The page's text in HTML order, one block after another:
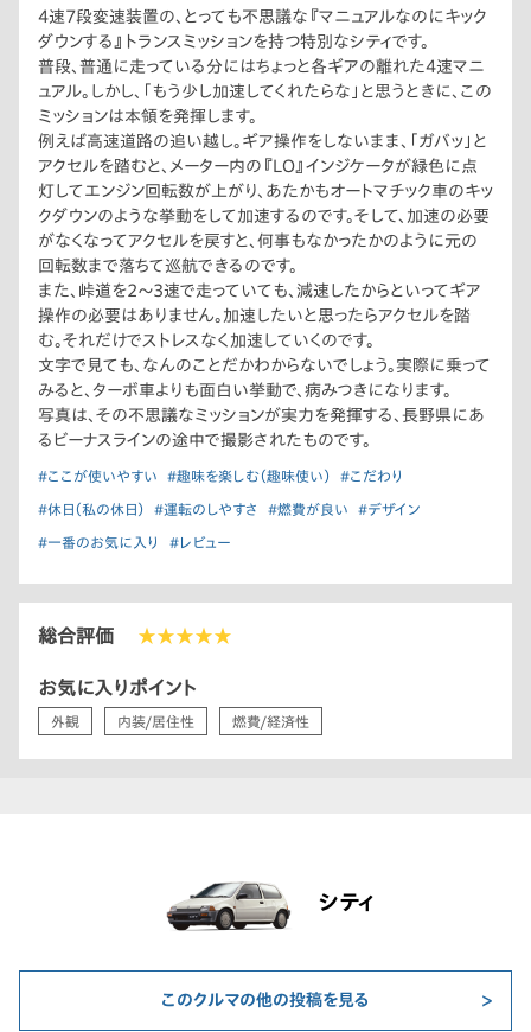
からとても長い距離を走れます。
車中泊も可能ですが、背の高い人はちょっと工夫しないと難しい
と思います。
ヘッドライトも規格丸目なので、好きなものに交換できるなど自
己表現の手段としてのシティもおすすめです。
4速7段変速装置の、とっても不思議な『マニュアルなのにキック
ダウンする』トランスミッションを持つ特別なシティです。
普段、普通に走っている分にはちょっと各ギアの離れた4速マニ
ュアル。しかし、「もう少し加速してくれたらな」と思うときに、この
ミッションは本領を発揮します。
例えば高速道路の追い越し。ギア操作をしないまま、「ガバッ」と
アクセルを踏むと、メーター内の『LO』インジケータが緑色に点
灯してエンジン回転数が上がり、あたかもオートマチック車のキッ
クダウンのような挙動をして加速するのです。そして、加速の必要
がなくなってアクセルを戻すと、何事もなかったかのように元の
回転数まで落ちて巡航できるのです。
また、峠道を2〜3速で走っていても、減速したからといってギア
操作の必要はありません。加速したいと思ったらアクセルを踏
む。それだけでストレスなく加速していくのです。
文字で見ても、なんのことだかわからないでしょう。実際に乗って
みると、ターボ車よりも面白い挙動で、病みつきになります。
写真は、その不思議なミッションが実力を発揮する、長野県にあ
るビーナスラインの途中で撮影されたものです。
#ここが使いやすい #趣味を楽しむ（趣味使い） #こだわり
#休日（私の休日） #運転のしやすさ #燃費が良い #デザイン
#一番のお気に入り #レビュー
総合評価 ★★★★★
お気に入りポイント
外観 内装/居住性 燃費/経済性
シティ
このクルマの他の投稿を見る